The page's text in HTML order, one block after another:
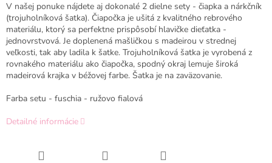
V našej ponuke nájdete aj dokonalé 2 dielne sety - čiapka a nárkčník
(trojuholníková šatka). Čiapočka je ušitá z kvalitného rebrového
materiálu, ktorý sa perfektne prispôsobí hlavičke dieťatka -
jednovrstvová. Je doplenená mašličkou s madeirou v strednej
veľkosti, tak aby ladila k šatke. Trojuholníková šatka je vyrobená z
rovnakého materiálu ako čiapočka, spodný okraj lemuje široká
madeirová krajka v béžovej farbe. Šatka je na zaväzovanie.
Farba setu - fuschia - ružovo fialová
Detailné informácie